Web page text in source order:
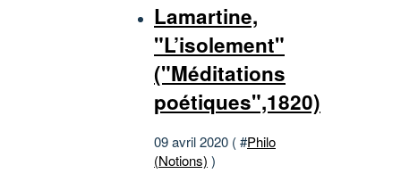
Lamartine,
"L’isolement"
("Méditations
poétiques",1820)
09 avril 2020 ( #Philo
(Notions) )